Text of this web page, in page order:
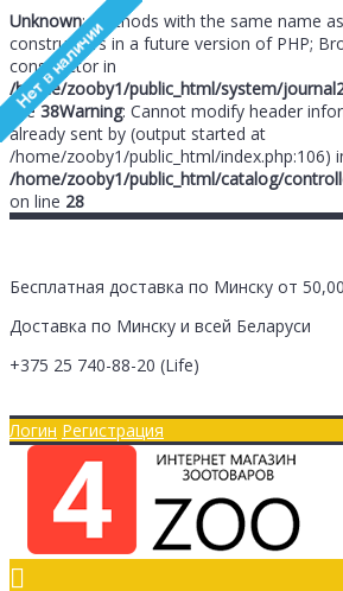
Unknown: Methods with the same name
constructors in a future version of PHP;
constructor in
/home/zooby1/public_html/system/
line38Warning: Cannot modify header
already sent by (output started at
/home/zooby1/public_html/index.php:106)
/home/zooby1/public_html/catalog/
on line 28
Бесплатная доставка по Минску от
Доставка по Минску и всей Беларуси
+375 25 740-88-20 (Life)
Логин Регистрация